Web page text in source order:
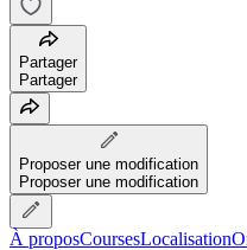
Partager
Partager
Proposer une modification
Proposer une modification
À proposCoursesLocalisation